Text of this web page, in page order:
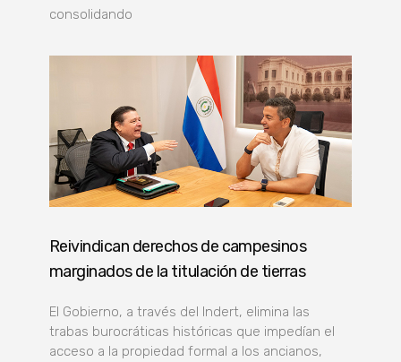
consolidando
Reivindican derechos de campesinos
marginados de la titulación de tierras
El Gobierno, a través del Indert, elimina las
trabas burocráticas históricas que impedían el
acceso a la propiedad formal a los ancianos,